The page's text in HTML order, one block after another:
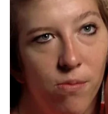
Na poslovnom planu,
prilike koje vam otvaraju
to biti unapređenje, nova
poslovna priča. U svakom
vas vodi napred.
Važno je da verujete u
sposobnosti. Lavovi imaju